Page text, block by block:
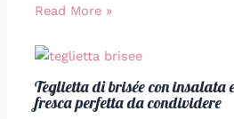
Read More »
Teglietta di brisée con insalata
fresca perfetta da condividere